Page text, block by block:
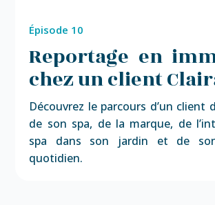
Épisode 10
Reportage en
chez un client
Découvrez le parcours d’un client
de son spa, de la marque, de
spa dans son jardin et de
quotidien.